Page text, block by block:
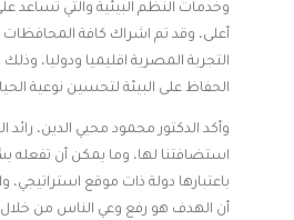
وخدمات النظم البيئية والتي
أعلى، وقد تم اشراك كافة
الحفاظ على البيئة لتحسين نوعية الحياة
استضافتنا لها، وما يمكن أن تفعله
باعتبارها دولة ذات موقع
أن الهدف هو رفع وعي الناس من خلال